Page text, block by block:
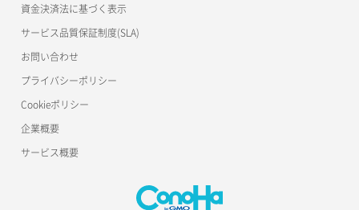
資金決済法に基づく表示
サービス品質保証制度(SLA)
お問い合わせ
プライバシーポリシー
Cookieポリシー
企業概要
サービス概要